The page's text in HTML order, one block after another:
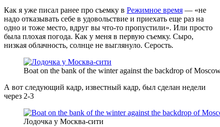
Как я уже писал ранее про съемку в Режимное время — «не
надо отказывать себе в удовольствие и приехать еще раз на
одно и тоже место, вдруг вы что-то пропустили». Или просто
была плохая погода. Как у меня в первую съемку. Сыро,
низкая облачность, солнце не выглянуло. Серость.
Boat on the bank of the winter against the backdrop of
А вот следующий кадр, известный кадр, был сделан недели
через 2-3
Лодочка у Москва-сити